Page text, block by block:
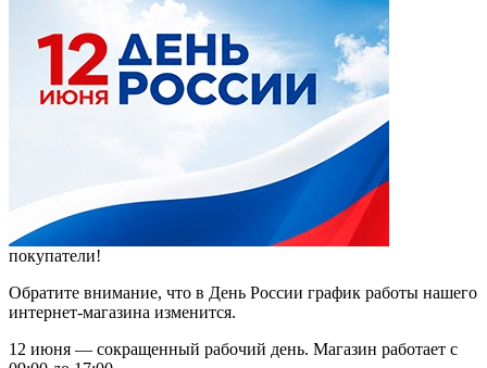
покупатели!
Обратите внимание, что в День России график работы нашего
интернет-магазина изменится.
12 июня — сокращенный рабочий день. Магазин работает с